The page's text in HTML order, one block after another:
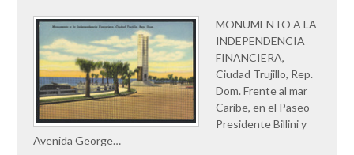
MONUMENTO A LA
INDEPENDENCIA
FINANCIERA,
Ciudad Trujillo, Rep.
Dom. Frente al mar
Caribe, en el Paseo
Presidente Billini y
Avenida George…